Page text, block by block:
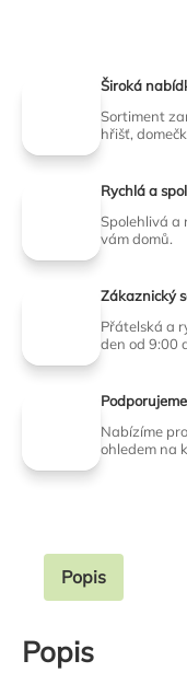
Široká
Sortiment
hřišť,
Rychlá a
Spolehlivá a
vám domů.
Zákaznický
Přátelská a
den od 9:00
Nabízíme
ohledem na
Popis
Popis